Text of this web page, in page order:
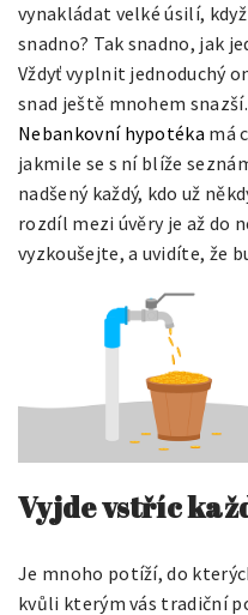
vynakládat velké úsilí,
snadno? Tak snadno, jak
Vždyť vyplnit jednoduchý
snad ještě mnohem snazší.
Nebankovní hypotéka má
jakmile se s ní blíže
nadšený každý, kdo už
rozdíl mezi úvěry je až do
vyzkoušejte, a uvidíte, že
Vyjde vstříc
Je mnoho potíží, do
kvůli kterým vás tradiční